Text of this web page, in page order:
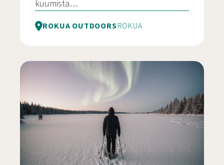
kuumista…
ROKUA OUTDOORSROKUA